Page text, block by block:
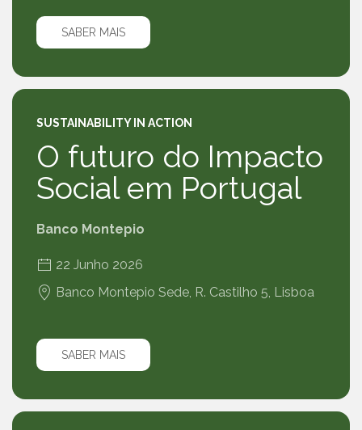
SABER MAIS
SUSTAINABILITY IN ACTION
O futuro do Impacto
Social em Portugal
Banco Montepio
22 Junho 2026
Banco Montepio Sede, R. Castilho 5, Lisboa
SABER MAIS